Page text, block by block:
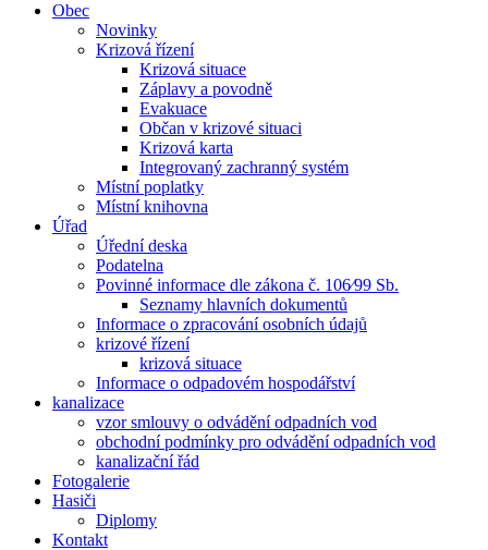
Obec
Novinky
Krizová řízení
Krizová situace
Záplavy a povodně
Evakuace
Občan v krizové situaci
Krizová karta
Integrovaný zachranný systém
Místní poplatky
Místní knihovna
Úřad
Úřední deska
Podatelna
Povinné informace dle zákona č. 106⁄99 Sb.
Seznamy hlavních dokumentů
Informace o zpracování osobních údajů
krizové řízení
krizová situace
Informace o odpadovém hospodářství
kanalizace
vzor smlouvy o odvádění odpadních vod
obchodní podmínky pro odvádění odpadních vod
kanalizační řád
Fotogalerie
Hasiči
Diplomy
Kontakt